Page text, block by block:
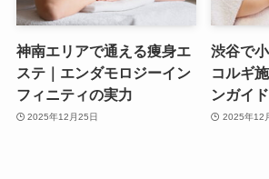
神南エリアで通える痩身エ
ステ｜エンダモロジーイン
フィニティの実力
2025年12月25日
渋谷で
コルギ
ンガイド
2025年12